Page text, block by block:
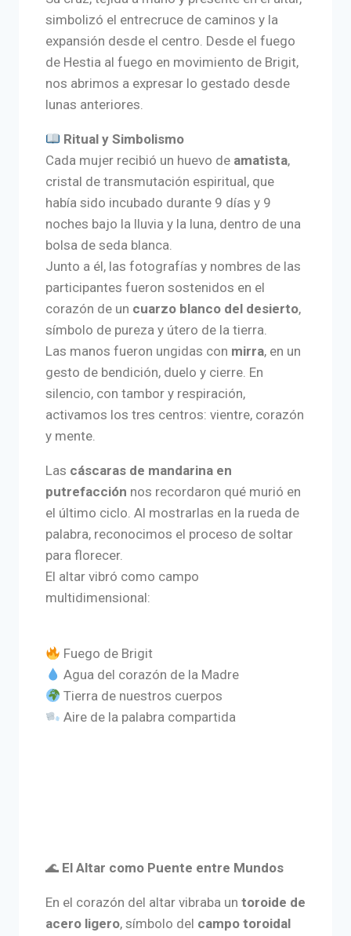
simbolizó el entrecruce de caminos y la
expansión desde el centro. Desde el fuego
de Hestia al fuego en movimiento de Brigit,
nos abrimos a expresar lo gestado desde
lunas anteriores.
Ritual y Simbolismo
Cada mujer recibió un huevo de amatista,
cristal de transmutación espiritual, que
había sido incubado durante 9 días y 9
noches bajo la lluvia y la luna, dentro de una
bolsa de seda blanca.
Junto a él, las fotografías y nombres de las
participantes fueron sostenidos en el
corazón de un cuarzo blanco del desierto,
símbolo de pureza y útero de la tierra.
Las manos fueron ungidas con mirra, en un
gesto de bendición, duelo y cierre. En
silencio, con tambor y respiración,
activamos los tres centros: vientre, corazón
y mente.
Las cáscaras de mandarina en
putrefacción nos recordaron qué murió en
el último ciclo. Al mostrarlas en la rueda de
palabra, reconocimos el proceso de soltar
para florecer.
El altar vibró como campo
multidimensional:
Fuego de Brigit
Agua del corazón de la Madre
Tierra de nuestros cuerpos
Aire de la palabra compartida
🌊 El Altar como Puente entre Mundos
En el corazón del altar vibraba un toroide de
acero ligero, símbolo del campo toroidal